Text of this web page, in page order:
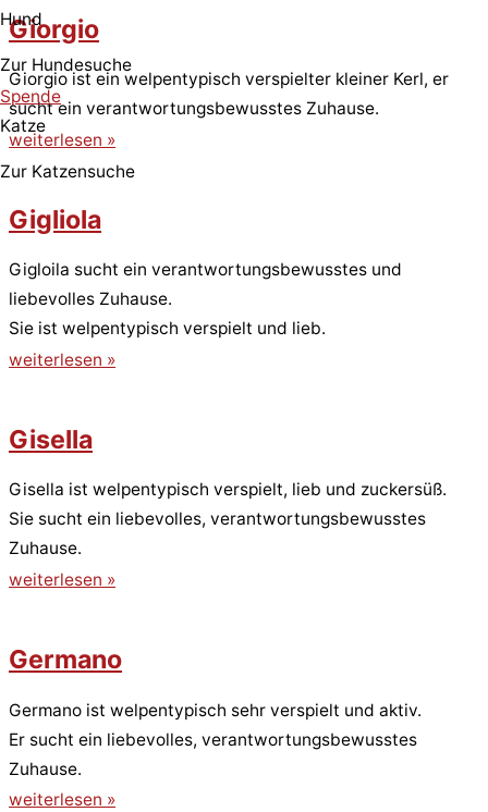
Hund
Zur Hundesuche
Spende
Katze
Zur Katzensuche
Giorgio
Giorgio ist ein welpentypisch verspielter kleiner Kerl, er
sucht ein verantwortungsbewusstes Zuhause.
weiterlesen »
Gigliola
Gigloila sucht ein verantwortungsbewusstes und
liebevolles Zuhause.
Sie ist welpentypisch verspielt und lieb.
weiterlesen »
Gisella
Gisella ist welpentypisch verspielt, lieb und zuckersüß.
Sie sucht ein liebevolles, verantwortungsbewusstes
Zuhause.
weiterlesen »
Germano
Germano ist welpentypisch sehr verspielt und aktiv.
Er sucht ein liebevolles, verantwortungsbewusstes
Zuhause.
weiterlesen »